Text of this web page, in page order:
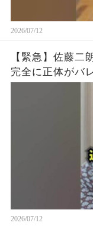
2026/07/12
【緊急】佐藤二
完全に正体がバ
2026/07/12